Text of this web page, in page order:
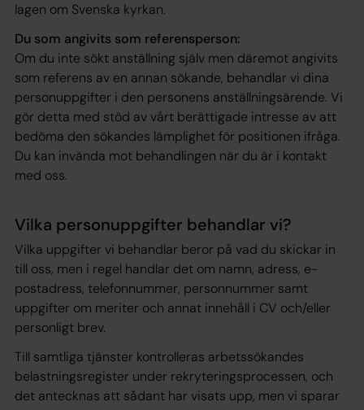
lagen om Svenska kyrkan.
Du som angivits som referensperson:
Om du inte sökt anställning själv men däremot angivits
som referens av en annan sökande, behandlar vi dina
personuppgifter i den personens anställningsärende. Vi
gör detta med stöd av vårt berättigade intresse av att
bedöma den sökandes lämplighet för positionen ifråga.
Du kan invända mot behandlingen när du är i kontakt
med oss.
Vilka personuppgifter behandlar vi?
Vilka uppgifter vi behandlar beror på vad du skickar in
till oss, men i regel handlar det om namn, adress, e-
postadress, telefonnummer, personnummer samt
uppgifter om meriter och annat innehåll i CV och/eller
personligt brev.
Till samtliga tjänster kontrolleras arbetssökandes
belastningsregister under rekryteringsprocessen, och
det antecknas att sådant har visats upp, men vi sparar